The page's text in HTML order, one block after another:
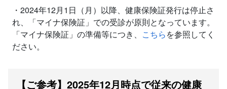
・2024年12月1日（月）以降、健康保険証発行は停止さ
れ、「マイナ保険証」での受診が原則となっています。
「マイナ保険証」の準備等につき、 こちらを参照してく
ださい。
【ご参考】2025年12月時点で従来の健康